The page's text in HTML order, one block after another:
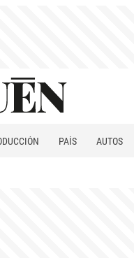
PAÍS AUTOS